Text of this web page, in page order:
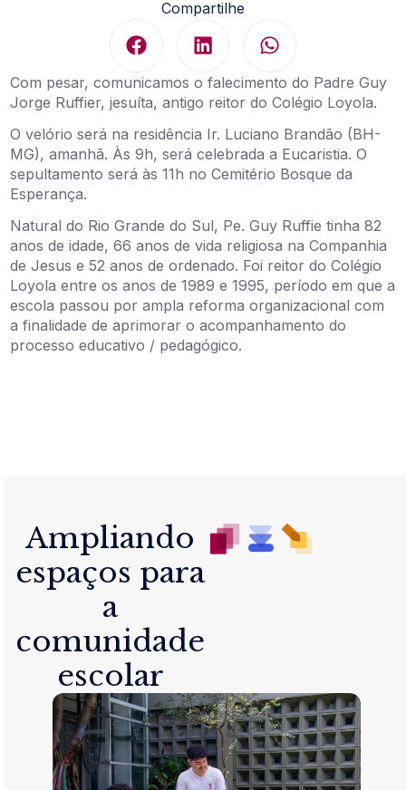
Compartilhe
Com pesar, comunicamos o falecimento do Padre Guy
Jorge Ruffier, jesuíta, antigo reitor do Colégio Loyola.
O velório será na residência Ir. Luciano Brandão (BH-
MG), amanhã. Às 9h, será celebrada a Eucaristia. O
sepultamento será às 11h no Cemitério Bosque da
Esperança.
Natural do Rio Grande do Sul, Pe. Guy Ruffie tinha 82
anos de idade, 66 anos de vida religiosa na Companhia
de Jesus e 52 anos de ordenado. Foi reitor do Colégio
Loyola entre os anos de 1989 e 1995, período em que a
escola passou por ampla reforma organizacional com
a finalidade de aprimorar o acompanhamento do
processo educativo / pedagógico.
Ampliando
espaços para
a
comunidade
escolar